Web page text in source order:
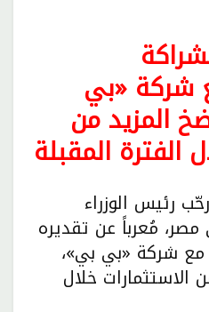
شركة «بي
المزيد من
الفترة المقبلة
رئيس الوزراء
مُعرباً عن تقديره
مع شركة «بي بي»،
الاستثمارات خلال